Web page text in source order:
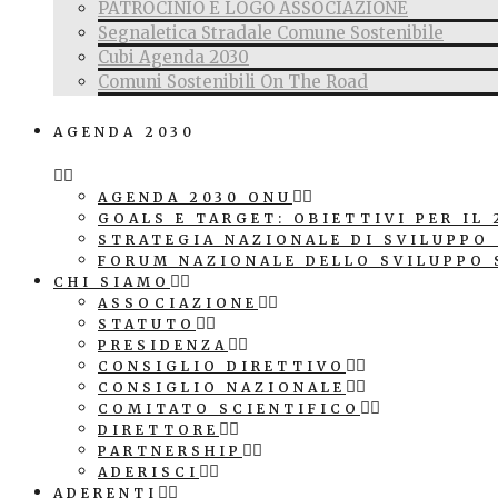
PATROCINIO E LOGO ASSOCIAZIONE
Segnaletica Stradale Comune Sostenibile
Cubi Agenda 2030
Comuni Sostenibili On The Road
AGENDA 2030
AGENDA 2030 ONU
GOALS E TARGET: OBIETTIVI PER IL
STRATEGIA NAZIONALE DI SVILUPPO
FORUM NAZIONALE DELLO SVILUPPO
CHI SIAMO
ASSOCIAZIONE
STATUTO
PRESIDENZA
CONSIGLIO DIRETTIVO
CONSIGLIO NAZIONALE
COMITATO SCIENTIFICO
DIRETTORE
PARTNERSHIP
ADERISCI
ADERENTI